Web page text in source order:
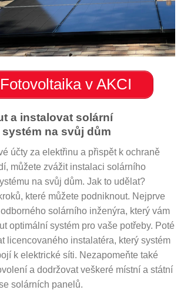
Fotovoltaika v AKCI
a instalovat solární
na svůj dům
účty za elektřinu a přispět k ochraně
můžete zvážit instalaci solárního
na svůj dům. Jak to udělat?
které můžete podniknout. Nejprve
solárního inženýra, který vám
optimální systém pro vaše potřeby. Poté
licencovaného instalatéra, který systém
k elektrické síti. Nezapomeňte také
a dodržovat veškeré místní a státní
solárních panelů.